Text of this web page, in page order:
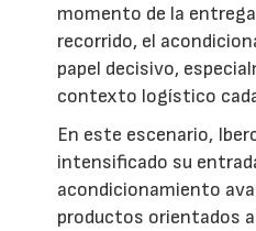
momento de la
recorrido, el
papel decisivo,
contexto logístico
En este escenario,
intensificado su
acondicionamiento
productos orientados